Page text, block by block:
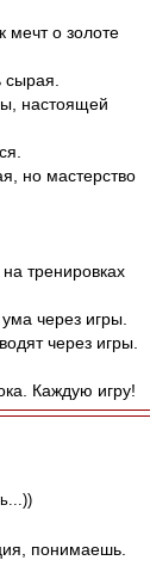
мечт о золоте
настоящей
но мастерство
тренировках
через игры.
через игры.
Каждую игру!
понимаешь.